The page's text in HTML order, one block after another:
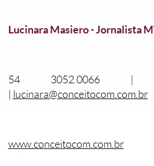
Lucinara Masiero - Jornalista
54 3052.0066 |
lucinara@conceitocom.com.br
www.conceitocom.com.br